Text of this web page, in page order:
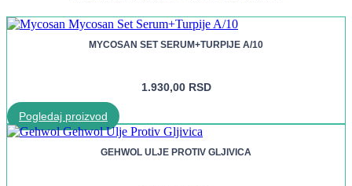
MYCOSAN SET SERUM+TURPIJE A/10
1.930,00 RSD
Pogledaj proizvod
GEHWOL ULJE PROTIV GLJIVICA